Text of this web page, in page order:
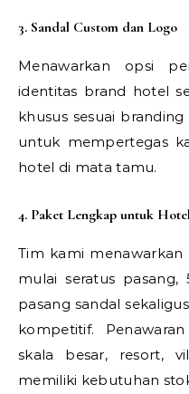
3. Sandal Custom dan Logo
Menawarkan opsi
identitas brand hotel
khusus sesuai
untuk mempertegas
hotel di mata tamu.
4. Paket Lengkap untuk
Tim kami
mulai seratus
pasang sandal
kompetitif.
skala besar, resort,
memiliki kebutuhan